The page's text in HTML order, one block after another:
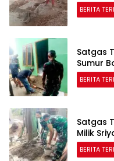
BERITA
Satgas
Sumur
BERITA
Satgas
Milik
BERITA